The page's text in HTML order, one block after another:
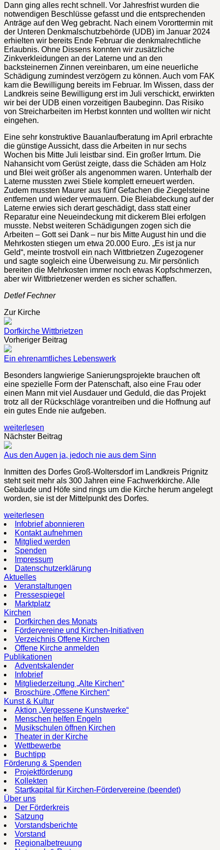
Dann ging alles recht schnell. Vor Jahresfrist wurden die
notwendigen Beschlüsse gefasst und die entsprechenden
Anträge auf den Weg gebracht. Nach einem Vororttermin mit
der Unteren Denkmalschutzbehörde (UDB) im Januar 2024
erhielten wir bereits Ende Februar die denkmalrechtliche
Erlaubnis. Ohne Dissens konnten wir zusätzliche
Zinkverkleidungen an der Laterne und an den
backsteinernen Zinnen vereinbaren, um eine neuerliche
Schädigung zumindest verzögern zu können. Auch vom FAK
kam die Bewilligung bereits im Februar. Im Wissen, dass der
Landkreis seine Bewilligung erst im Juli verschickt, erwirkten
wir bei der UDB einen vorzeitigen Baubeginn. Das Risiko
von Streicharbeiten im Herbst konnten und wollten wir nicht
eingehen.
Eine sehr konstruktive Bauanlaufberatung im April erbrachte
die günstige Aussicht, dass die Arbeiten in nur sechs
Wochen bis Mitte Juli leistbar sind. Ein großer Irrtum. Die
Nahansicht vom Gerüst zeigte, dass die Schäden am Holz
und Blei weit größer als angenommen waren. Unterhalb der
Laterne mussten zwei Stiele komplett erneuert werden.
Zudem mussten Maurer aus fünf Gefachen die Ziegelsteine
entfernen und wieder vermauern. Die Bleiabdeckung auf der
Laterne erwies sich derart geschädigt, dass statt einer
Reparatur eine Neueindeckung mit dickerem Blei erfolgen
musste. Nebst weiteren Schädigungen zogen sich die
Arbeiten – Gott sei Dank – nur bis Mitte August hin und die
Mehrkosten stiegen um etwa 20.000 Euro. „Es ist ja nur
Geld“, meinte trostvoll ein nach Wittbrietzen Zugezogener
und sagte sogleich eine Überweisung zu. Mir persönlich
bereiten die Mehrkosten immer noch etwas Kopfschmerzen,
aber wir Wittbrietzener werden es sicher schaffen.
Detlef Fechner
Zur Kirche
Dorfkirche Wittbrietzen
Vorheriger Beitrag
Ein ehrenamtliches Lebenswerk
Besonders langwierige Sanierungsprojekte brauchen oft
eine spezielle Form der Patenschaft, also eine Frau oder
einen Mann mit viel Ausdauer und Geduld, die das Projekt
trotz all der Rückschläge vorantreiben und die Hoffnung auf
ein gutes Ende nie aufgeben.
weiterlesen
Nächster Beitrag
Aus den Augen ja, jedoch nie aus dem Sinn
Inmitten des Dorfes Groß-Woltersdorf im Landkreis Prignitz
steht seit mehr als 300 Jahren eine Fachwerkkirche. Alle
Gebäude und Höfe sind rings um die Kirche herum angelegt
worden, sie ist der Mittelpunkt des Dorfes.
weiterlesen
Infobrief abonnieren
Kontakt aufnehmen
Mitglied werden
Spenden
Impressum
Datenschutzerklärung
Aktuelles
Veranstaltungen
Pressespiegel
Marktplatz
Kirchen
Dorfkirchen des Monats
Fördervereine und Kirchen-Initiativen
Verzeichnis Offene Kirchen
Offene Kirche anmelden
Publikationen
Adventskalender
Infobrief
Mitgliederzeitung „Alte Kirchen“
Broschüre „Offene Kirchen“
Kunst & Kultur
Aktion „Vergessene Kunstwerke“
Menschen helfen Engeln
Musikschulen öffnen Kirchen
Theater in der Kirche
Wettbewerbe
Buchtipp
Förderung & Spenden
Projektförderung
Kollekten
Startkapital für Kirchen-Fördervereine (beendet)
Über uns
Der Förderkreis
Satzung
Vorstandsberichte
Vorstand
Regionalbetreuung